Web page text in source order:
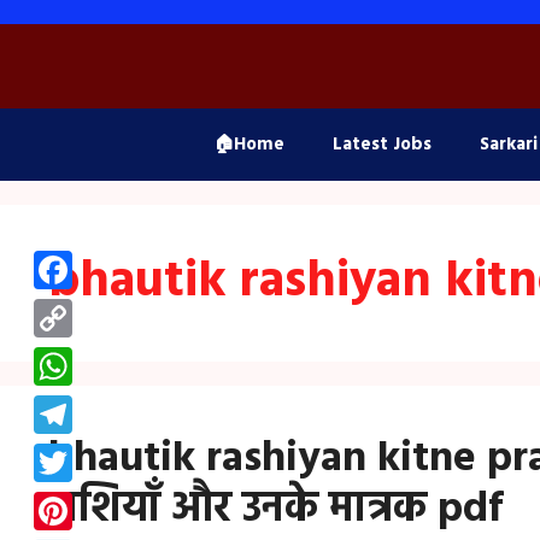
Skip
🏠Home Latest Jobs
bhautik rashiyan
bhautik rashiyan kitne
राशियाँ और उनके मात्रक pdf
Facebook
Copy
Link
WhatsApp
Telegram
Twitter